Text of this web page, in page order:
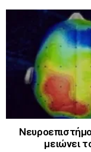
μειώνει